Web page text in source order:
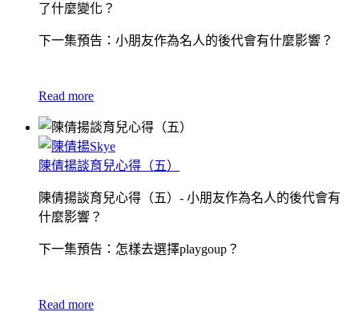
了什麼變化？
下一集預告：小朋友作為名人的後代會有什麼影響？
Read more
陳倩揚談育兒心得（五）
陳倩揚談育兒心得（五）- 小朋友作為名人的後代會有
什麼影響？
下一集預告：怎樣去選擇playgoup？
Read more